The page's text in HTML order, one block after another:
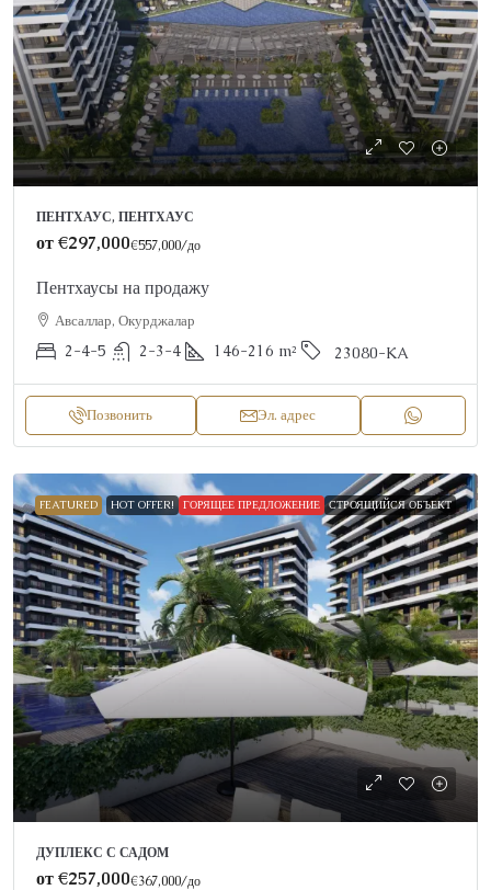
ПЕНТХАУС, ПЕНТХАУС
от€297,000€557,000/до
Пентхаусы на продажу
Авсаллар, Окурджалар
2-4-5 2-3-4 146-216 m² 23080-KA
Позвонить Эл. адрес
FEATURED HOT OFFER! ГОРЯЩЕЕ ПРЕДЛОЖЕНИЕ СТРОЯЩИЙСЯ ОБЪЕКТ
ДУПЛЕКС С САДОМ
от€257,000€367,000/до